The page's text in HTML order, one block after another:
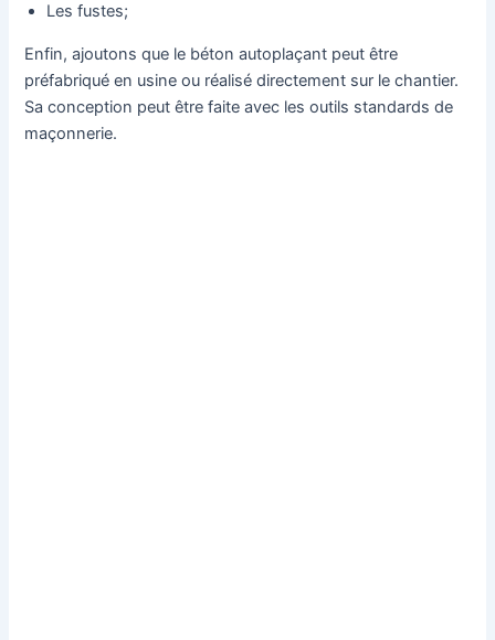
Les fustes;
Enfin, ajoutons que le béton autoplaçant peut être
préfabriqué en usine ou réalisé directement sur le chantier.
Sa conception peut être faite avec les outils standards de
maçonnerie.